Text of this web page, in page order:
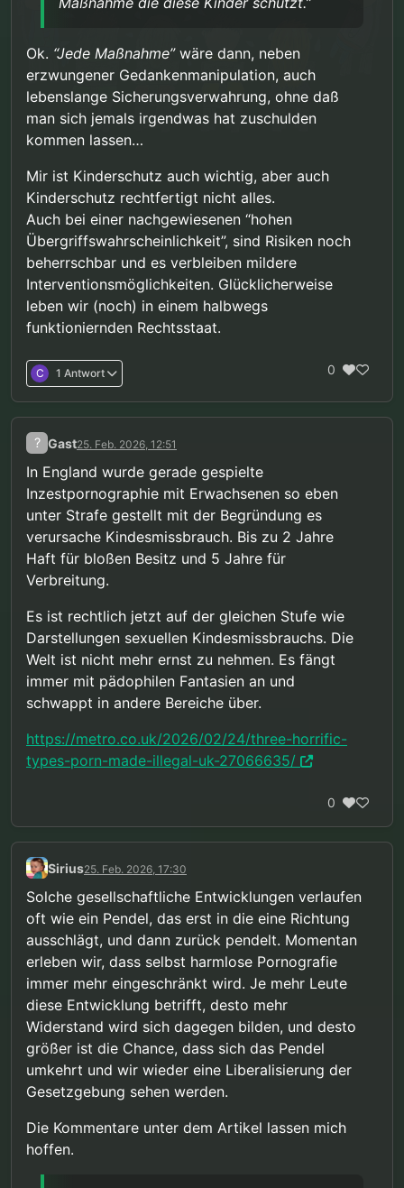
Aber für einen so tiefgreifenden Eingriff
Und damit sind Eingriffe in unsere Grundrechte
nicht gerechtfertigt.
Ich kann nachvollziehen wenn Teleios den
Gedanken an Sex mit Kindern widerlich finden.
Ich finde den Gedanken an Sex mit einem
anderen Mann widerlich. Das gibt mir aber kein
einzuschränken. Es zwingt mich ja keiner das
selbst zu machen.
Bei uns ist es doch fast das gleiche, mit der
Ausnahme dass wir unsere Sexualität nicht mit
echten Kindern ausleben können.
Und die allermeisten Pädos verstehen das oder
halten sich zumindest an die Gesetze die das zu
recht verbieten.
Ok. “Jede Maßnahme”wäre dann, neben
erzwungener Gedankenmanipulation, auch
lebenslange Sicherungsverwahrung, ohne daß
man sich jemals irgendwas hat zuschulden
kommen lassen…
Mir ist Kinderschutz auch wichtig, aber auch
Kinderschutz rechtfertigt nicht alles.
Auch bei einer nachgewiesenen “hohen
Übergriffswahrscheinlichkeit”, sind Risiken noch
beherrschbar und es verbleiben mildere
Interventionsmöglichkeiten. Glücklicherweise
leben wir (noch) in einem halbwegs
funktioniernden Rechtsstaat.
C 1 Antwort 0
? Gast25. Feb. 2026, 12:51
In England wurde gerade gespielte
Inzestpornographie mit Erwachsenen so eben
unter Strafe gestellt mit der Begründung es
verursache Kindesmissbrauch. Bis zu 2 Jahre
Haft für bloßen Besitz und 5 Jahre für
Verbreitung.
Es ist rechtlich jetzt auf der gleichen Stufe wie
Darstellungen sexuellen Kindesmissbrauchs. Die
Welt ist nicht mehr ernst zu nehmen. Es fängt
immer mit pädophilen Fantasien an und
schwappt in andere Bereiche über.
https://metro.co.uk/2026/02/24/three-horrific-
types-porn-made-illegal-uk-27066635/
0
Sirius25. Feb. 2026, 17:30
Solche gesellschaftliche Entwicklungen verlaufen
oft wie ein Pendel, das erst in die eine Richtung
ausschlägt, und dann zurück pendelt. Momentan
erleben wir, dass selbst harmlose Pornografie
immer mehr eingeschränkt wird. Je mehr Leute
diese Entwicklung betrifft, desto mehr
Widerstand wird sich dagegen bilden, und desto
größer ist die Chance, dass sich das Pendel
umkehrt und wir wieder eine Liberalisierung der
Gesetzgebung sehen werden.
Die Kommentare unter dem Artikel lassen mich
hoffen.